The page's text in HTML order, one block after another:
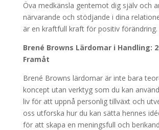
Öva medkänsla gentemot dig själv och
närvarande och stödjande i dina
är en kraftfull kraft för positiv förändring.
Brené Browns Lärdomar i Handling:
Framåt
Brené Browns lärdomar är inte bara
koncept utan verktyg som du kan
liv för att uppnå personlig tillväxt och
oss utforska hur du kan sätta hennes
för att skapa en meningsfull och